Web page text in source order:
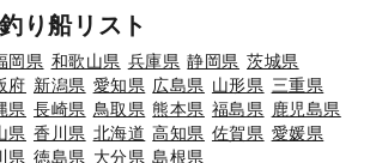
り船リスト
岡県 和歌山県 兵庫県 静岡県 茨城県
府 新潟県 愛知県 広島県 山形県 三重県
県 長崎県 鳥取県 熊本県 福島県
鹿児島県
県 香川県 北海道 高知県 佐賀県 愛媛県
県 徳島県 大分県 島根県